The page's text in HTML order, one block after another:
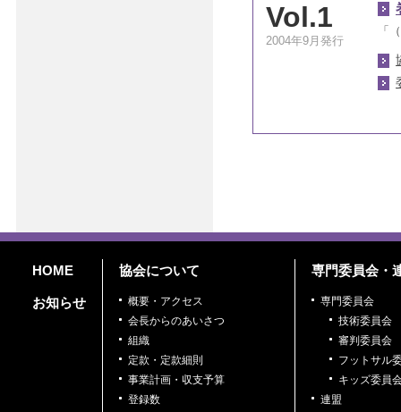
Vol.1
2004年9月発行
「
HOME
お知らせ
協会について
概要・アクセス
会長からのあいさつ
組織
定款・定款細則
事業計画・収支予算
登録数
専門委員会・
専門委員会
技術委員会
審判委員会
フットサル
キッズ委員
連盟